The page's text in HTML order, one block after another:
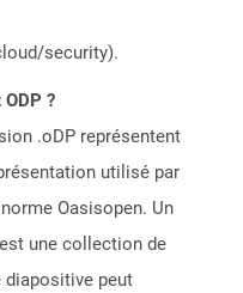
security).
?
.oDP représentent
utilisé par
Oasisopen. Un
une collection de
peut